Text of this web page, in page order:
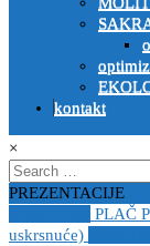
kontakt
×
Search
for:
PREZENTACIJE
PLAČ
uskrsnuće)